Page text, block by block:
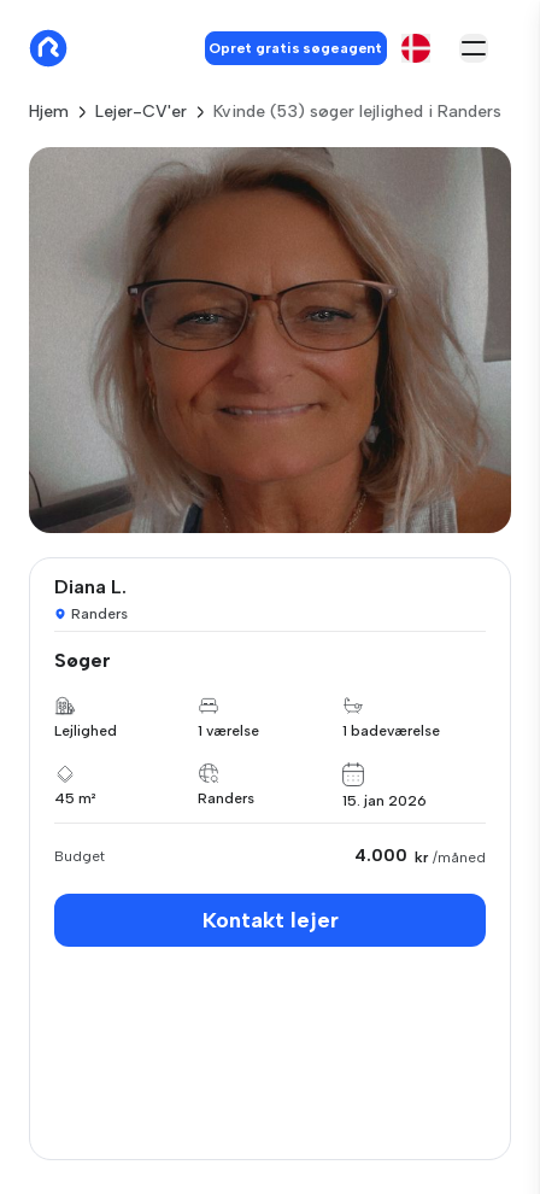
Opret gratis søgeagent
Hjem Lejer-CV'er Kvinde (53) søger lejlighed i Randers
Diana L.
Randers
Søger
Lejlighed 1 værelse 1 badeværelse
45 m² Randers 15. jan 2026
Budget 4.000 kr /måned
Kontakt lejer